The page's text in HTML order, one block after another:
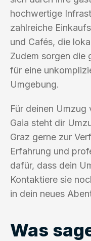
hochwertige
zahlreiche
und Cafés, die
Zudem sorgen die
für eine
Umgebung.
Für deinen
Gaia steht dir
Graz gerne zur
Erfahrung und
dafür, dass dein
Kontaktiere sie
in dein neues
Was